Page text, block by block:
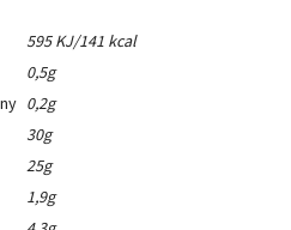
595 KJ/141 kcal
0,5g
0,2g
30g
25g
1,9g